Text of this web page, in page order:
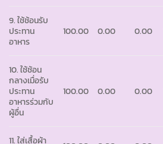
9. ใช้ช้อนรับ
ประทาน
อาหาร
100.00 0.00 0.00
10. ใช้ช้อน
กลางเมื่อรับ
ประทาน
อาหารร่วมกับ
ผู้อื่น
100.00 0.00 0.00
11. ใส่เสื้อผ้า